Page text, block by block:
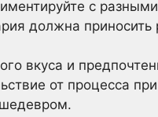
с
должна приносить
вкуса и
от процесса